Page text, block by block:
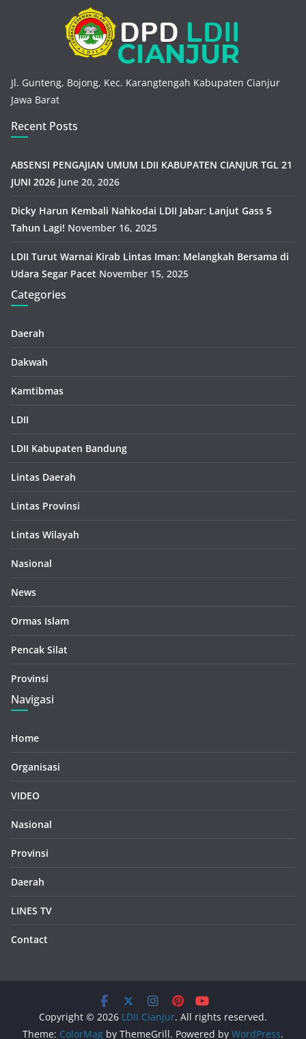
Jl. Gunteng, Bojong, Kec. Karangtengah Kabupaten Cianjur
Jawa Barat
Recent Posts
ABSENSI PENGAJIAN UMUM LDII KABUPATEN CIANJUR TGL 21
JUNI 2026 June 20, 2026
Dicky Harun Kembali Nahkodai LDII Jabar: Lanjut Gass 5
Tahun Lagi! November 16, 2025
LDII Turut Warnai Kirab Lintas Iman: Melangkah Bersama di
Udara Segar Pacet November 15, 2025
Categories
Daerah
Dakwah
Kamtibmas
LDII
LDII Kabupaten Bandung
Lintas Daerah
Lintas Provinsi
Lintas Wilayah
Nasional
News
Ormas Islam
Pencak Silat
Provinsi
Navigasi
Home
Organisasi
VIDEO
Nasional
Provinsi
Daerah
LINES TV
Contact
Copyright © 2026 LDII Cianjur. All rights reserved.
Theme: ColorMag by ThemeGrill. Powered by WordPress.